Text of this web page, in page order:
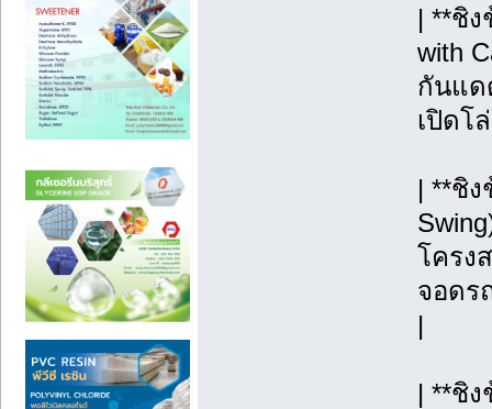
| **ชิง
with
กันแด
เปิดโ
| **ชิ
โครง
จอดร
|
| **ชิ